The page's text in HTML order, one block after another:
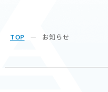
TOP お知らせ